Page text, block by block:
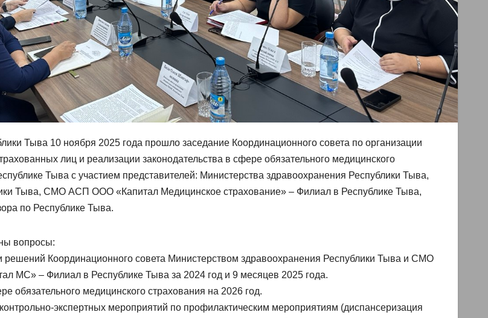
Тыва 10 ноября 2025 года прошло заседание Координационного совета по организации
лиц и реализации законодательства в сфере обязательного медицинского
Тыва с участием представителей: Министерства здравоохранения Республики Тыва,
Тыва, СМО АСП ООО «Капитал Медицинское страхование» – Филиал в Республике Тыва,
по Республике Тыва.
вопросы:
решений Координационного совета Министерством здравоохранения Республики Тыва и СМО
МС» – Филиал в Республике Тыва за 2024 год и 9 месяцев 2025 года.
обязательного медицинского страхования на 2026 год.
экспертных мероприятий по профилактическим мероприятиям (диспансеризация